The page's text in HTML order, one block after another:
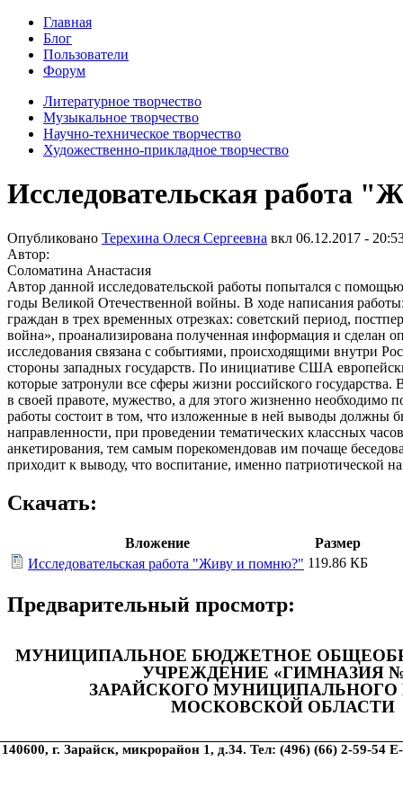
Главная
Блог
Пользователи
Форум
Литературное творчество
Музыкальное творчество
Научно-техническое творчество
Художественно-прикладное творчество
Исследовательская работа
Опубликовано Терехина Олеся Сергеевна вкл 06.12.2017 -
Автор:
Соломатина Анастасия
Автор данной исследовательской работы попытался с
годы Великой Отечественной войны. В ходе написания
граждан в трех временных отрезках: советский период,
война», проанализирована полученная информация и
исследования связана с событиями, происходящими внутри
стороны западных государств. По инициативе США
которые затронули все сферы жизни российского
в своей правоте, мужество, а для этого жизненно необходимо
работы состоит в том, что изложенные в ней выводы должны
направленности, при проведении тематических классных
анкетирования, тем самым порекомендовав им почаще
приходит к выводу, что воспитание, именно патриотической
Скачать:
Вложение
Размер
Исследовательская работа "Живу и помню?" 119.86 КБ
Предварительный просмотр:
МУНИЦИПАЛЬНОЕ БЮДЖЕТНОЕ
УЧРЕЖДЕНИЕ «ГИМНАЗИЯ
ЗАРАЙСКОГО МУНИЦИПАЛЬНОГО
МОСКОВСКОЙ ОБЛАСТИ
140600, г. Зарайск, микрорайон 1, д.34. Тел: (496) (66) 2-59-54